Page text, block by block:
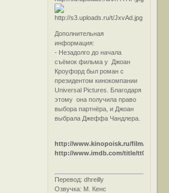
Дополнительная
информация:
- Незадолго до начала
съёмок фильма у Джоан
Кроуфорд был роман с
президентом кинокомпании
Universal Pictures. Благодаря
этому она получила право
выбора партнёра, и Джоан
выбрала Джеффа Чандлера.
http://www.kinopoisk.ru/film/27249/
http://www.imdb.com/title/tt0048064/
Перевод: dhreilly
Озвучка: М. Кенс